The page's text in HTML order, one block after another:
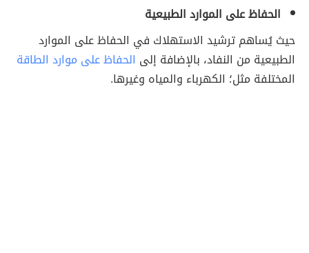
الحفاظ على الموارد الطبيعية
حيث يُساهم ترشيد الاستهلاك في الحفاظ على الموارد
الطبيعية من النفاد، بالإضافة إلى الحفاظ على موارد الطاقة
المختلفة مثل؛ الكهرباء والمياه وغيرها.